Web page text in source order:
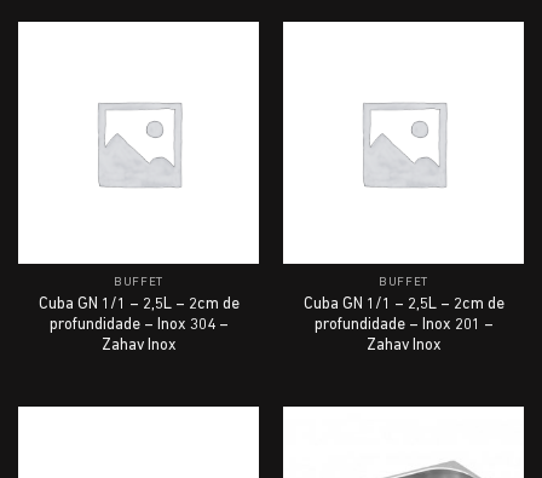
BUFFET
Cuba GN 1/1 – 2,5L – 2cm de
profundidade – Inox 304 –
Zahav Inox
BUFFET
Cuba GN 1/1 – 2,5L – 2cm de
profundidade – Inox 201 –
Zahav Inox